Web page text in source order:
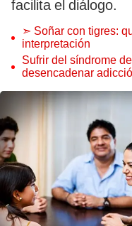
facilita el diálogo.
➣ Soñar con tigres:
interpretación
Sufrir del síndrome
desencadenar